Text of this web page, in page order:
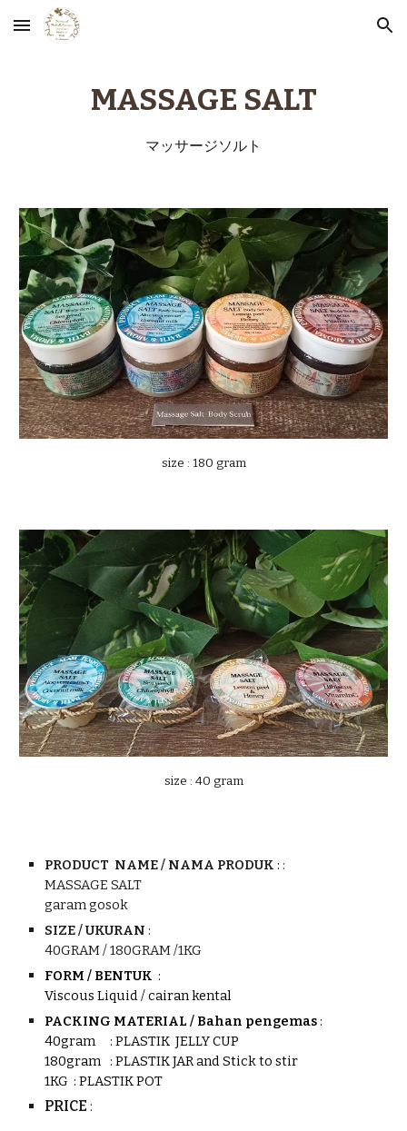
Skip to main content Skip to navigation
MASSAGE SALT
マッサージソルト
size : 180 gram
size : 40 gram
PRODUCT NAME / NAMA PRODUK : :
MASSAGE SALT
garam gosok
SIZE / UKURAN :
40GRAM/180GRAM/1KG
FORM / BENTUK :
Viscous Liquid/ cairan kental
PACKING MATERIAL / Bahan pengemas :
40gram
: PLASTIK JELLY CUP
180gram : PLASTIK JAR and Stick to stir
1KG : PLASTIK POT
PRICE :